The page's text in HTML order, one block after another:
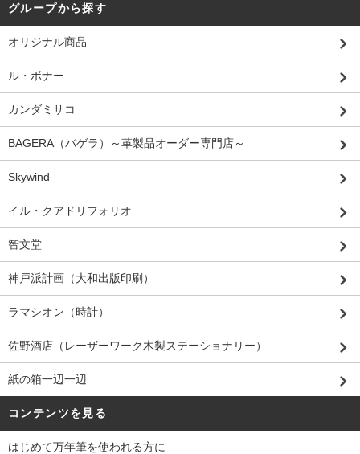
グループから探す
オリジナル商品
ル・ボナー
カンダミサコ
BAGERA（バゲラ）～革製品オーダー専門店～
Skywind
イル・クアドリフォリオ
智文堂
神戸派計画（大和出版印刷）
ラマシオン（時計）
佐野酒店（レーザーワーク木製ステーショナリー）
紙の箱一辺一辺
コンテンツを見る
はじめて万年筆を使われる方に